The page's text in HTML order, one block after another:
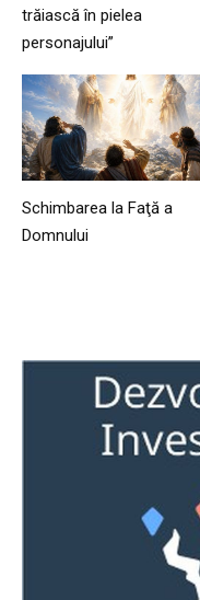
trăiască în pielea
personajului”
Schimbarea la Faţă a
Domnului